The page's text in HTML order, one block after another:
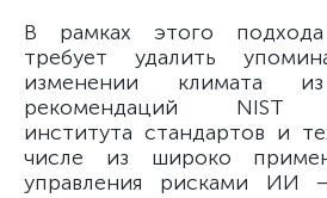
В рамках этого подхода
требует удалить
изменении климата из
рекомендаций NIST
института стандартов и
числе из широко
управления рисками ИИ